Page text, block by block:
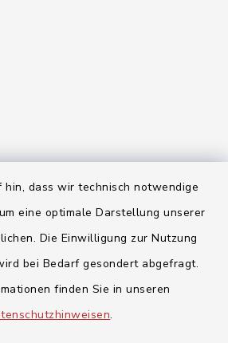
dass wir technisch notwendige
eine optimale Darstellung unserer
Die Einwilligung zur Nutzung
bei Bedarf gesondert abgefragt.
finden Sie in unseren
.